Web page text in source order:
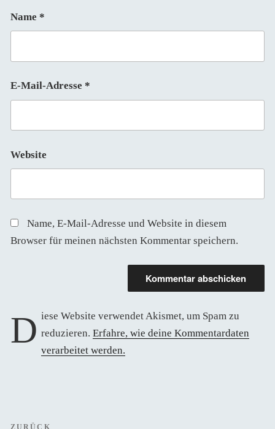
Name *
E-Mail-Adresse *
Website
Name, E-Mail-Adresse und Website in diesem
Browser für meinen nächsten Kommentar speichern.
Diese Website verwendet Akismet, um Spam zu reduzieren.Erfahre, wie deine Kommentardaten
verarbeitet werden.
Beitragsnavigation
ZURÜCK